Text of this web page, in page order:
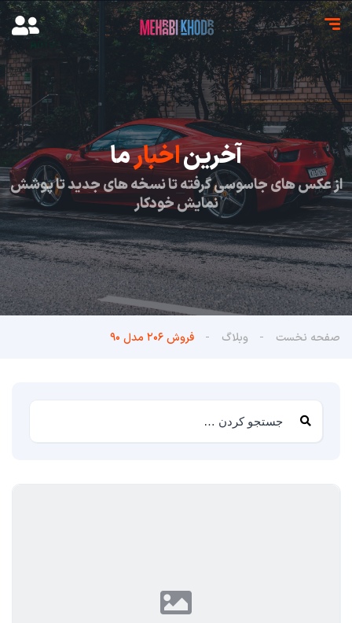
آخریناخبارما
از عکس های جاسوسی گرفته تا نسخه های جدید تا پوشش
نمایش خودکار
صفحه نخست وبلاگ فروش ۲۰۶ مدل ۹۰